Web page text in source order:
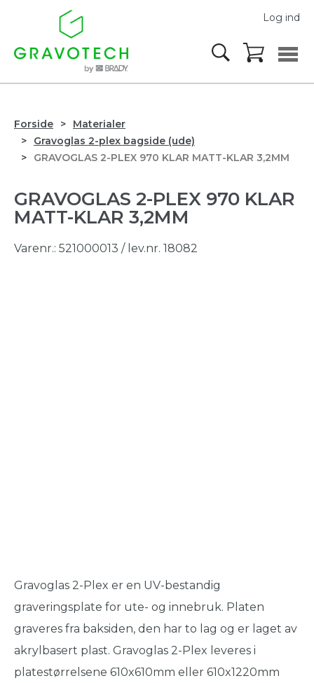
Log ind
Forside
Materialer
Gravoglas 2-plex bagside (ude)
GRAVOGLAS 2-PLEX 970 KLAR MATT-KLAR 3,2MM
GRAVOGLAS 2-PLEX 970 KLAR
MATT-KLAR 3,2MM
Varenr.: 521000013 / lev.nr. 18082
Gravoglas 2-Plex er en UV-bestandig
graveringsplate for ute- og innebruk. Platen
graveres fra baksiden, den har to lag og er laget av
akrylbasert plast. Gravoglas 2-Plex leveres i
platestørrelsene 610x610mm eller 610x1220mm